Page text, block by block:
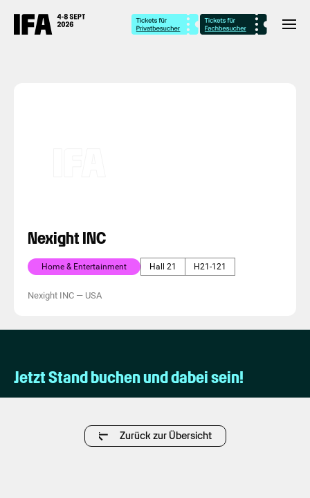
Nexight INC
Home & Entertainment Hall 21 H21-121
Nexight INC — USA
Jetzt Stand buchen und dabei sein!
Zurück zur Übersicht